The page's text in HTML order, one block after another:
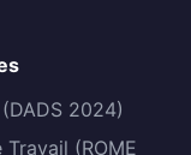
(DADS 2024)
Travail (ROME